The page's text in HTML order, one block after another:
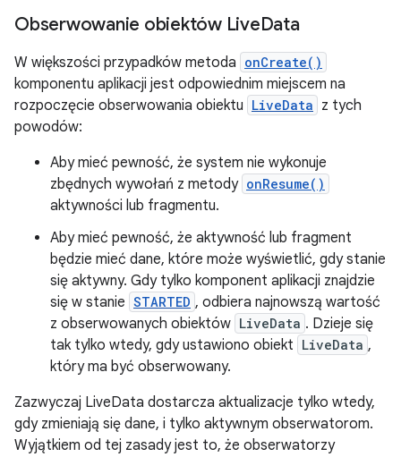
Obserwowanie obiektów LiveData
W większości przypadków metoda onCreate()
komponentu aplikacji jest odpowiednim miejscem na
rozpoczęcie obserwowania obiektu LiveData z tych
powodów:
Aby mieć pewność, że system nie wykonuje
zbędnych wywołań z metody onResume()
aktywności lub fragmentu.
Aby mieć pewność, że aktywność lub fragment
będzie mieć dane, które może wyświetlić, gdy stanie
się aktywny. Gdy tylko komponent aplikacji znajdzie
się w stanie STARTED , odbiera najnowszą wartość
z obserwowanych obiektów LiveData . Dzieje się
tak tylko wtedy, gdy ustawiono obiekt LiveData ,
który ma być obserwowany.
Zazwyczaj LiveData dostarcza aktualizacje tylko wtedy,
gdy zmieniają się dane, i tylko aktywnym obserwatorom.
Wyjątkiem od tej zasady jest to, że obserwatorzy